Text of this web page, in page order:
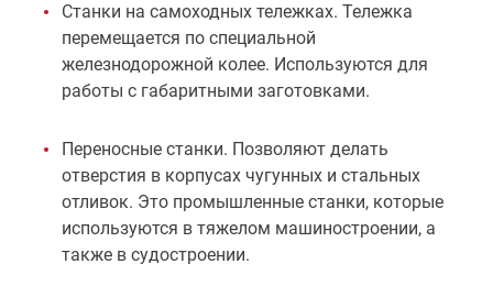
Станки на самоходных тележках. Тележка
перемещается по специальной
железнодорожной колее. Используются для
работы с габаритными заготовками.
Переносные станки. Позволяют делать
отверстия в корпусах чугунных и стальных
отливок. Это промышленные станки, которые
используются в тяжелом машиностроении, а
также в судостроении.